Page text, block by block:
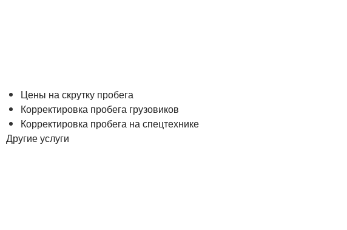
Цены на скрутку пробега
Корректировка пробега грузовиков
Корректировка пробега на спецтехнике
Другие услуги